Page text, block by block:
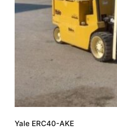
Yale ERC40-AKE